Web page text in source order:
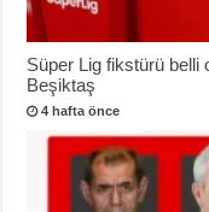
Süper Lig fikstürü belli
Beşiktaş
4 hafta önce